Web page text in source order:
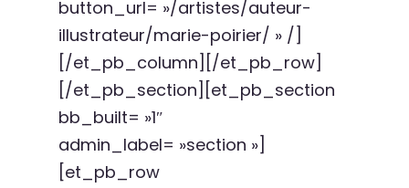
button_url= »/artistes/auteur-
illustrateur/marie-poirier/ » /]
[/et_pb_column][/et_pb_row]
[/et_pb_section][et_pb_section
bb_built= »1″
admin_label= »section »]
[et_pb_row